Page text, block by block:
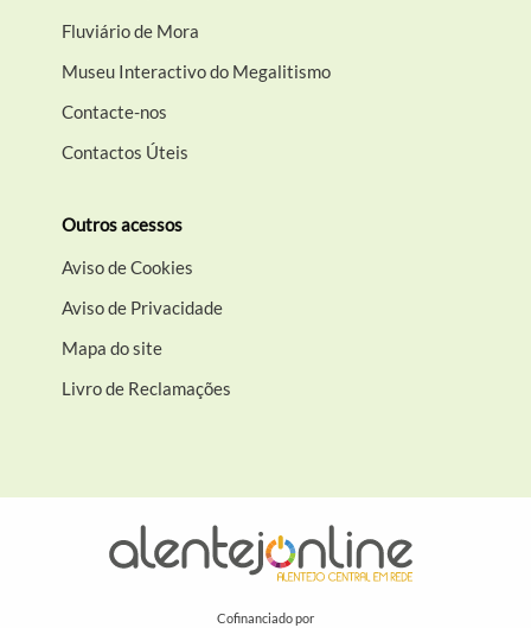
Fluviário de Mora
Museu Interactivo do Megalitismo
Contacte-nos
Contactos Úteis
Outros acessos
Aviso de Cookies
Aviso de Privacidade
Mapa do site
Livro de Reclamações
Cofinanciado por